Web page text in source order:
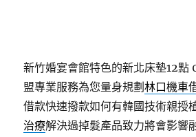
新竹婚宴會館特色的新北床墊12點
盟專業服務為您量身規劃林口機車
借款快速撥款如何有韓國技術親授
治療解決過掉髮產品致力將會影響